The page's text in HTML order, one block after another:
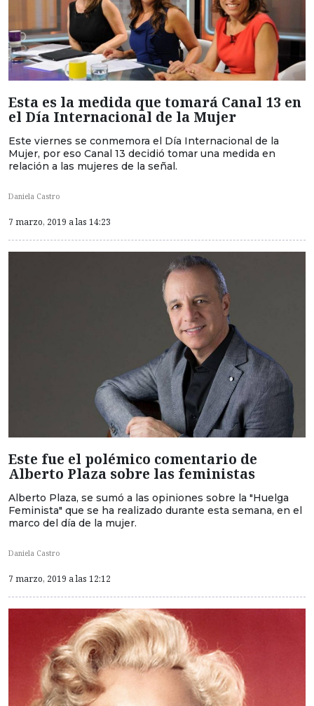
Esta es la medida que tomará Canal 13 en
el Día Internacional de la Mujer
Este viernes se conmemora el Día Internacional de la
Mujer, por eso Canal 13 decidió tomar una medida en
relación a las mujeres de la señal.
Daniela Castro
7 marzo, 2019 a las 14:23
Este fue el polémico comentario de
Alberto Plaza sobre las feministas
Alberto Plaza, se sumó a las opiniones sobre la "Huelga
Feminista" que se ha realizado durante esta semana, en el
marco del día de la mujer.
Daniela Castro
7 marzo, 2019 a las 12:12